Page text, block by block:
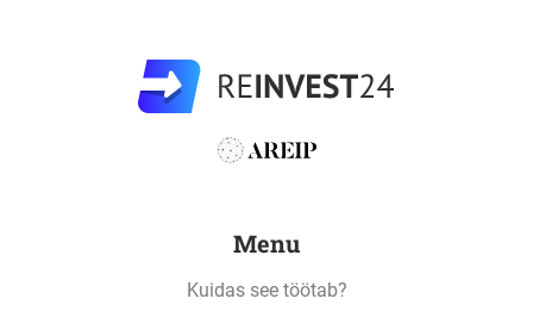
:
Read more about how your investment is
Menu
Kuidas see töötab?